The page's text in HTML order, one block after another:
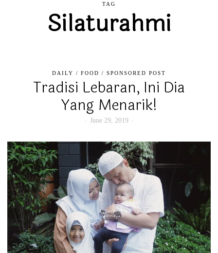
TAG
Silaturahmi
DAILY / FOOD / SPONSORED POST
Tradisi Lebaran, Ini Dia
Yang Menarik!
June 29, 2019